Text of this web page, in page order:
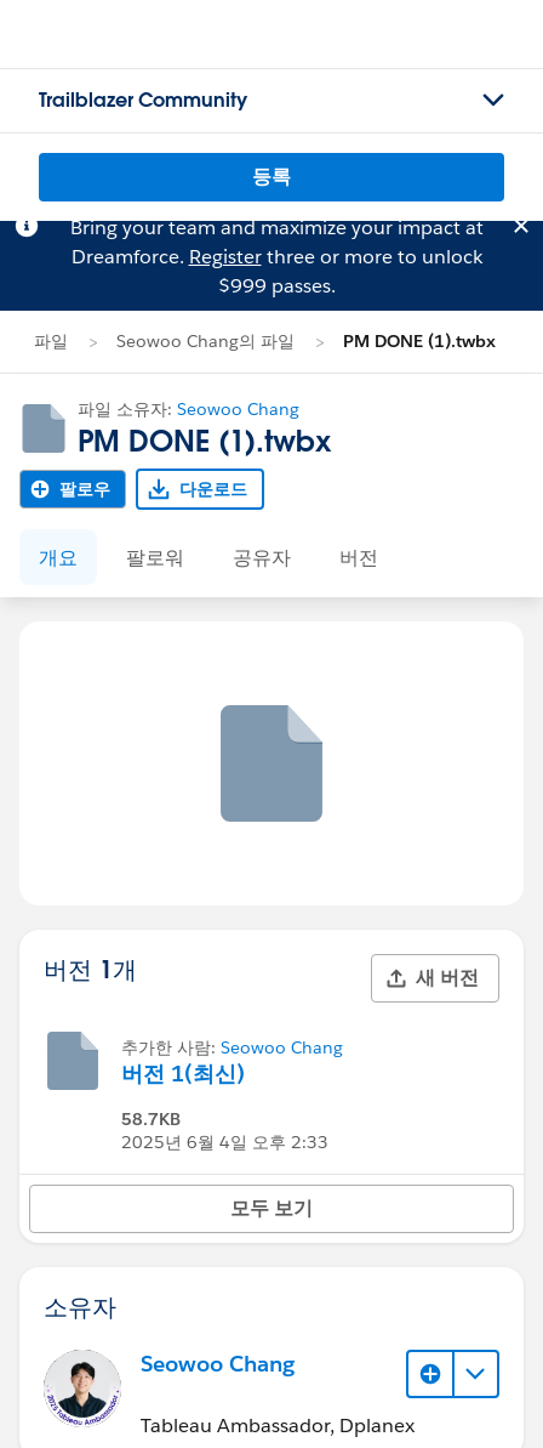
Trailblazer Community
등록
Bring your team and maximize your impact at
Dreamforce. Registerthree or more to unlock
$999 passes.
파일 Seowoo Chang의 파일 PM DONE (1).twbx
파일 소유자: Seowoo Chang
PM DONE (1).twbx
팔로우 다운로드
개요 팔로워 공유자 버전
버전 1개 새 버전
추가한 사람: Seowoo Chang
버전 1(최신)
58.7KB
2025년 6월 4일 오후 2:33
모두 보기
소유자
Seowoo Chang
Tableau Ambassador, Dplanex